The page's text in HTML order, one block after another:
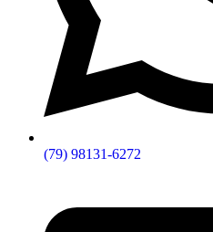
(79) 98131-6272